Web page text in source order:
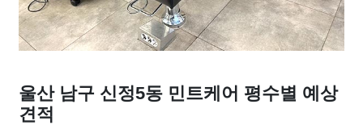
울산 남구 신정5동 민트케어 평수별 예상
견적